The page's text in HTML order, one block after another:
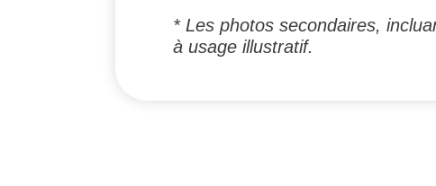
* Les photos secondaires,
à usage illustratif.